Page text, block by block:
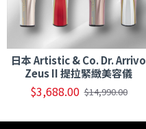
日本 Artistic & Co. Dr. Arrivo
Zeus II 提拉緊緻美容儀
$3,688.00 $14,990.00